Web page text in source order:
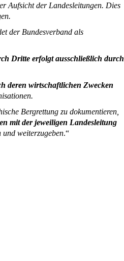
Aufsicht der Landesleitungen. Dies
der Bundesverband als
Dritte erfolgt ausschließlich durch
deren wirtschaftlichen Zwecken
Bergrettung zu dokumentieren,
mit der jeweiligen Landesleitung
und weiterzugeben.“